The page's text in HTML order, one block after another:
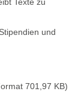
und
701,97 KB)